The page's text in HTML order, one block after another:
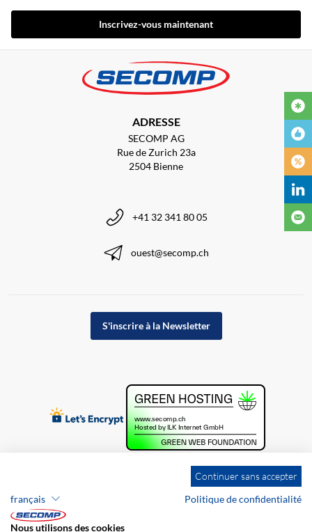
Inscrivez-vous maintenant
ADRESSE
SECOMP AG
Rue de Zurich 23a
2504 Bienne
+41 32 341 80 05
ouest@secomp.ch
S'inscrire à la Newsletter
Continuer sans accepter
français
Politique de confidentialité
Nous utilisons des cookies